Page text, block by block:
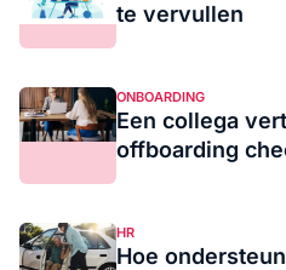
te vervullen
ONBOARDING
Een collega
offboarding
HR
Hoe